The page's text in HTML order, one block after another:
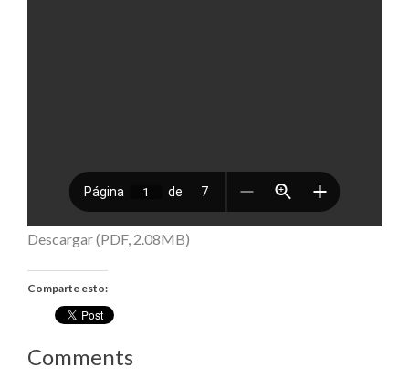
Descargar (PDF, 2.08MB)
Comparte esto:
Comments